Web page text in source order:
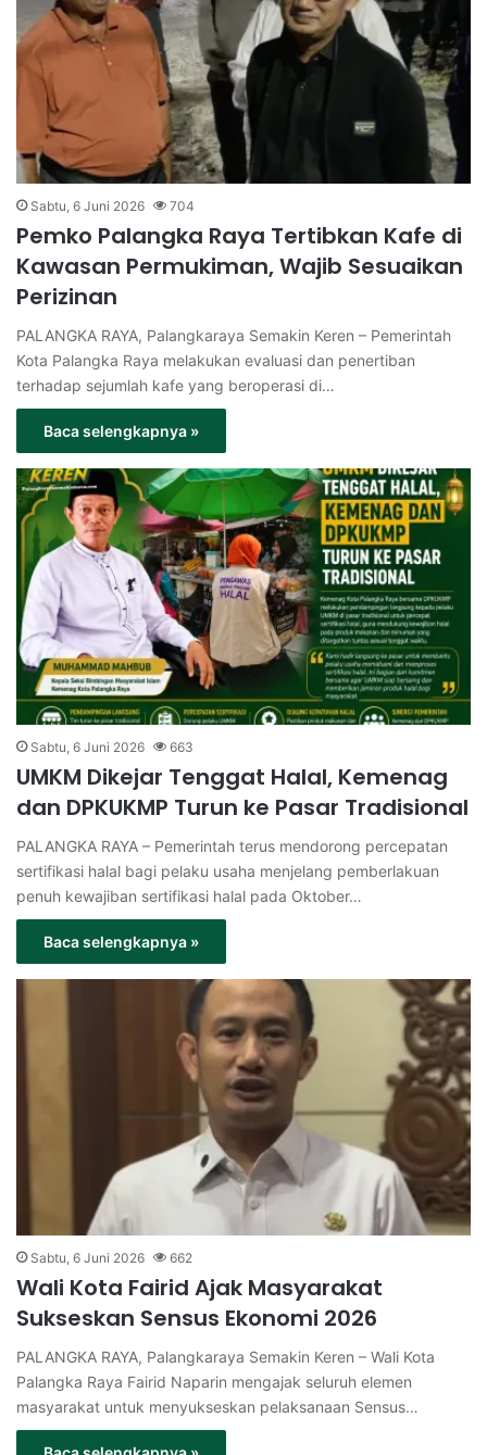
Sabtu, 6 Juni 2026 704
Pemko Palangka Raya Tertibkan Kafe di
Kawasan Permukiman, Wajib Sesuaikan
Perizinan
PALANGKA RAYA, Palangkaraya Semakin Keren – Pemerintah
Kota Palangka Raya melakukan evaluasi dan penertiban
terhadap sejumlah kafe yang beroperasi di…
Baca selengkapnya »
Sabtu, 6 Juni 2026 663
UMKM Dikejar Tenggat Halal, Kemenag
dan DPKUKMP Turun ke Pasar Tradisional
PALANGKA RAYA – Pemerintah terus mendorong percepatan
sertifikasi halal bagi pelaku usaha menjelang pemberlakuan
penuh kewajiban sertifikasi halal pada Oktober…
Baca selengkapnya »
Sabtu, 6 Juni 2026 662
Wali Kota Fairid Ajak Masyarakat
Sukseskan Sensus Ekonomi 2026
PALANGKA RAYA, Palangkaraya Semakin Keren – Wali Kota
Palangka Raya Fairid Naparin mengajak seluruh elemen
masyarakat untuk menyukseskan pelaksanaan Sensus…